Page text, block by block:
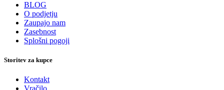
BLOG
O podjetju
Zaupajo nam
Zasebnost
Splošni pogoji
Storitev za kupce
Kontakt